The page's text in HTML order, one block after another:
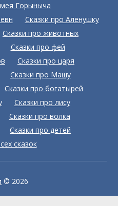
Горыныча
Сказки про Аленушку
Сказки про животных
Сказки про фей
Сказки про царя
Сказки про Машу
Сказки про богатырей
Сказки про лису
Сказки про волка
Сказки про детей
сказок
© 2026